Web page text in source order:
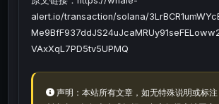
alert.io/transaction/solana/
VAxXqL7PD5tv5UPMQ
声明：本站所有文章，如无特殊说明或标